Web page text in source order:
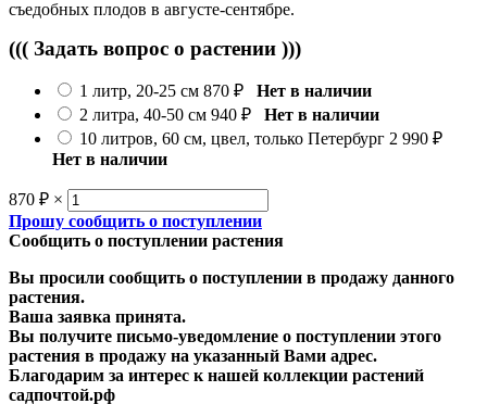
съедобных плодов в августе-сентябре.
((( Задать вопрос о растении )))
1 литр, 20-25 см 870 ₽
Нет в наличии
2 литра, 40-50 см 940 ₽
Нет в наличии
10 литров, 60 см, цвел, только Петербург 2 990 ₽
Нет в наличии
870 ₽ ×
Прошу сообщить о поступлении
Сообщить о поступлении растения
Вы просили сообщить о поступлении в продажу данного
растения.
Ваша заявка принята.
Вы получите письмо-уведомление о поступлении этого
растения в продажу на указанный Вами адрес.
Благодарим за интерес к нашей коллекции растений
садпочтой.рф